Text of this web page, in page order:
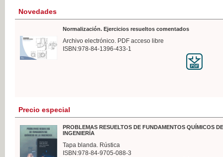
Novedades
Normalización. Ejercicios resueltos comentados
Archivo electrónico. PDF acceso libre
ISBN:978-84-1396-433-1
Precio especial
PROBLEMAS RESUELTOS DE FUNDAMENTOS QUÍMICOS
INGENIERÍA
Tapa blanda. Rústica
ISBN:978-84-9705-088-3